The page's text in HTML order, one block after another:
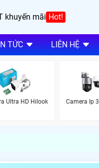
khuyến mãi Hot!
TỨC LIÊN HỆ
Ultra HD Hilook Camera Ip